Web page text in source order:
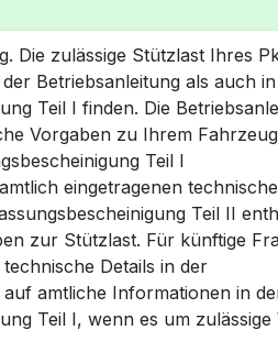
Die zulässige Stützlast Ihres
Betriebsanleitung als auch
Teil I finden. Die
Vorgaben zu Ihrem
Teil I
eingetragenen
Teil II
zur Stützlast. Für künftige
Details in der
amtliche Informationen in
Teil I, wenn es um zulässige